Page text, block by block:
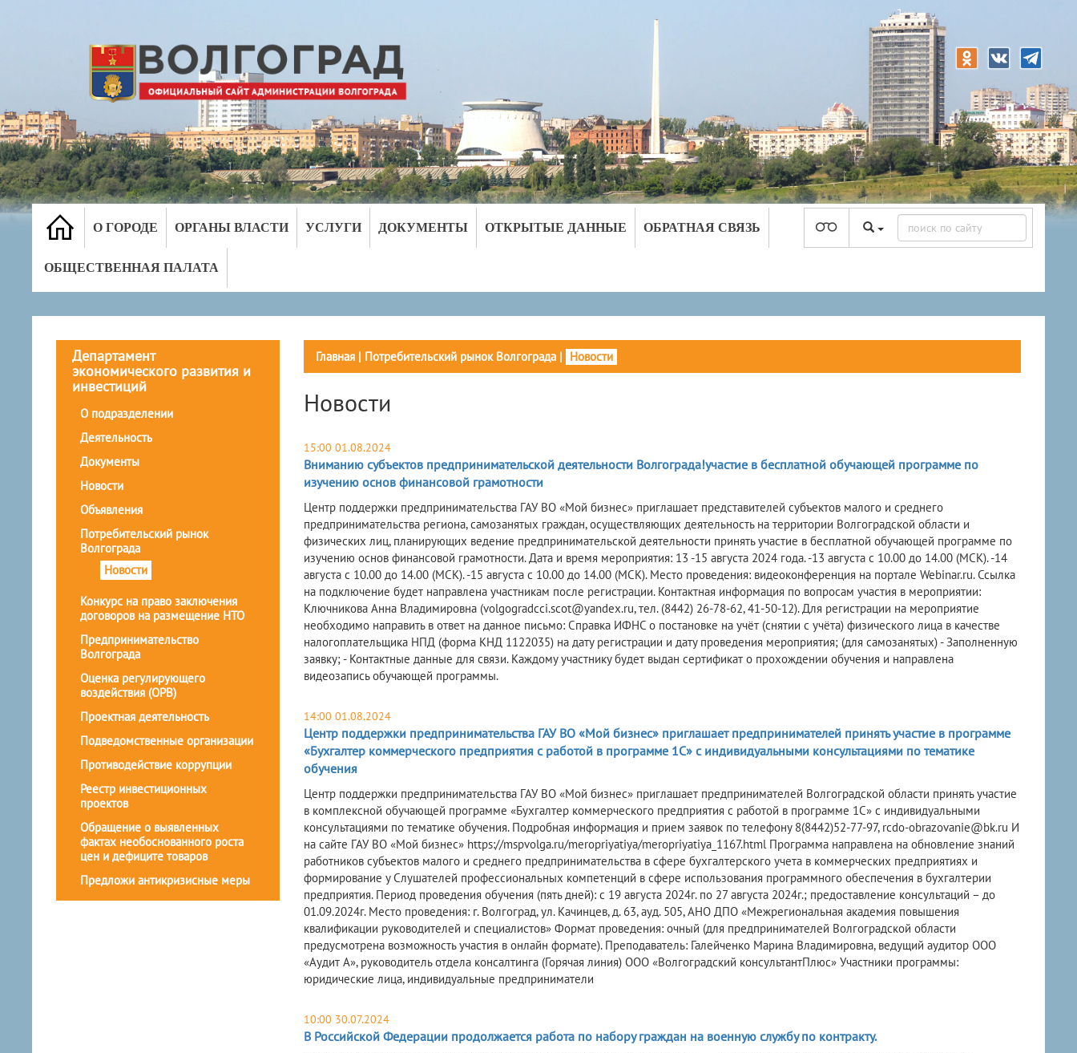
О ГОРОДЕ ОРГАНЫ ВЛАСТИ УСЛУГИ ДОКУМЕНТЫ ОТКРЫТЫЕ ДАННЫЕ ОБРАТНАЯ СВЯЗЬ
ОБЩЕСТВЕННАЯ ПАЛАТА
Департамент
экономического развития и
инвестиций
О подразделении
Деятельность
Документы
Новости
Объявления
Потребительский рынок
Волгограда
Новости
Конкурс на право заключения
договоров на размещение НТО
Предпринимательство
Волгограда
Оценка регулирующего
воздействия (ОРВ)
Проектная деятельность
Подведомственные организации
Противодействие коррупции
Реестр инвестиционных
проектов
Обращение о выявленных
фактах необоснованного роста
цен и дефиците товаров
Предложи антикризисные меры
Главная| Потребительский рынок Волгограда| Новости
Новости
15:00 01.08.2024
Вниманию субъектов предпринимательской деятельности Волгограда!участие в бесплатной обучающей программе по
изучению основ финансовой грамотности
Центр поддержки предпринимательства ГАУ ВО «Мой бизнес» приглашает представителей субъектов малого и среднего
предпринимательства региона, самозанятых граждан, осуществляющих деятельность на территории Волгоградской области и
физических лиц, планирующих ведение предпринимательской деятельности принять участие в бесплатной обучающей программе по
изучению основ финансовой грамотности. Дата и время мероприятия: 13 -15 августа 2024 года. -13 августа с 10.00 до 14.00 (МСК). -14
августа с 10.00 до 14.00 (МСК). -15 августа с 10.00 до 14.00 (МСК). Место проведения: видеоконференция на портале Webinar.ru. Ссылка
на подключение будет направлена участникам после регистрации. Контактная информация по вопросам участия в мероприятии:
Ключникова Анна Владимировна (volgogradcci.scot@yandex.ru, тел. (8442) 26-78-62, 41-50-12). Для регистрации на мероприятие
необходимо направить в ответ на данное письмо: Справка ИФНС о постановке на учёт (снятии с учёта) физического лица в качестве
налогоплательщика НПД (форма КНД 1122035) на дату регистрации и дату проведения мероприятия; (для самозанятых) - Заполненную
заявку; - Контактные данные для связи. Каждому участнику будет выдан сертификат о прохождении обучения и направлена
видеозапись обучающей программы.
14:00 01.08.2024
Центр поддержки предпринимательства ГАУ ВО «Мой бизнес» приглашает предпринимателей принять участие в программе
«Бухгалтер коммерческого предприятия с работой в программе 1С» с индивидуальными консультациями по тематике
обучения
Центр поддержки предпринимательства ГАУ ВО «Мой бизнес» приглашает предпринимателей Волгоградской области принять участие
в комплексной обучающей программе «Бухгалтер коммерческого предприятия с работой в программе 1С» с индивидуальными
консультациями по тематике обучения. Подробная информация и прием заявок по телефону 8(8442)52-77-97, rcdo-obrazovanie@bk.ru И
на сайте ГАУ ВО «Мой бизнес» https://mspvolga.ru/meropriyatiya/meropriyatiya_1167.html Программа направлена на обновление знаний
работников субъектов малого и среднего предпринимательства в сфере бухгалтерского учета в коммерческих предприятиях и
формирование у Слушателей профессиональных компетенций в сфере использования программного обеспечения в бухгалтерии
предприятия. Период проведения обучения (пять дней): с 19 августа 2024г. по 27 августа 2024г.; предоставление консультаций – до
01.09.2024г. Место проведения: г. Волгоград, ул. Качинцев, д. 63, ауд. 505, АНО ДПО «Межрегиональная академия повышения
квалификации руководителей и специалистов» Формат проведения: очный (для предпринимателей Волгоградской области
предусмотрена возможность участия в онлайн формате). Преподаватель: Галейченко Марина Владимировна, ведущий аудитор ООО
«Аудит А», руководитель отдела консалтинга (Горячая линия) ООО «Волгоградский консультантПлюс» Участники программы:
юридические лица, индивидуальные предприниматели
10:00 30.07.2024
В Российской Федерации продолжается работа по набору граждан на военную службу по контракту.